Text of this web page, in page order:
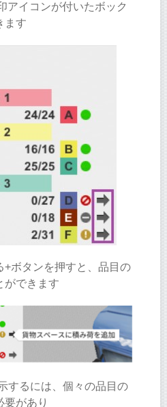
アイコンが付いたボック
ます
+ボタンを押すと、品目の
ができます
するには、個々の品目の
要があり